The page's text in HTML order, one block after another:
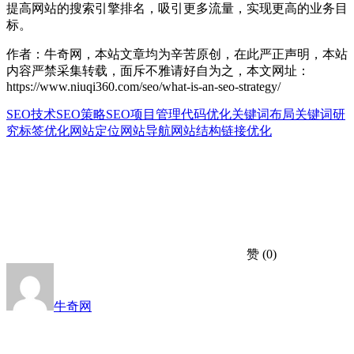
提高网站的搜索引擎排名，吸引更多流量，实现更高的业务目
标。
作者：牛奇网，本站文章均为辛苦原创，在此严正声明，本站
内容严禁采集转载，面斥不雅请好自为之，本文网址：
https://www.niuqi360.com/seo/what-is-an-seo-strategy/
SEO技术SEO策略SEO项目管理代码优化关键词布局关键词研
究标签优化网站定位网站导航网站结构链接优化
赞 (0)
牛奇网